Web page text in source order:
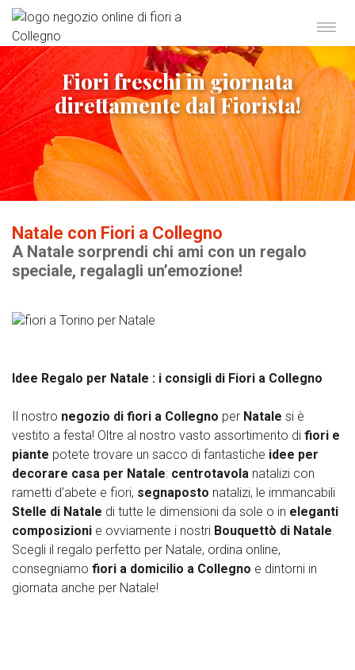
Fiori freschi in giornata
direttamente dal Fiorista!
Natale con Fiori a Collegno
A Natale sorprendi chi ami con un regalo
speciale, regalagli un’emozione!
Idee Regalo per Natale : i consigli di Fiori a Collegno
Il nostro negozio di fiori a Collegno per Natale si è
vestito a festa! Oltre al nostro vasto assortimento di fiori e
piante potete trovare un sacco di fantastiche idee per
decorare casa per Natale: centrotavola natalizi con
rametti d’abete e fiori, segnaposto natalizi, le immancabili
Stelle di Natale di tutte le dimensioni da sole o in eleganti
composizioni e ovviamente i nostri Bouquettò di Natale.
Scegli il regalo perfetto per Natale, ordina online,
consegniamo fiori a domicilio a Collegno e dintorni in
giornata anche per Natale!